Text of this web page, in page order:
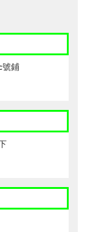
號鋪